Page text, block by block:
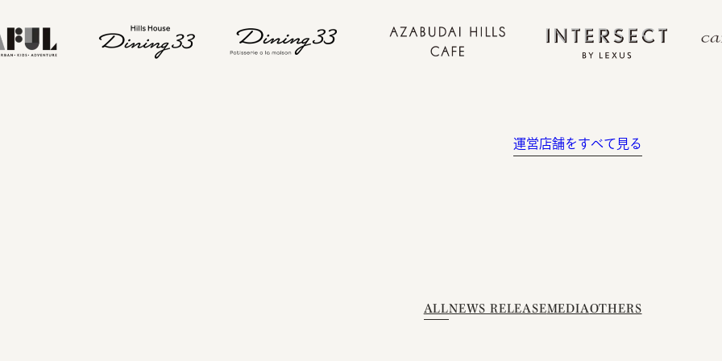
運営店舗をすべて見る
ALLNEWS RELEASEMEDIAOTHERS